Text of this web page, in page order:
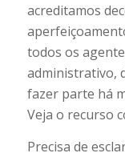
acreditamos
todos os
administrativo,
fazer parte há
Veja o recurso
Precisa de